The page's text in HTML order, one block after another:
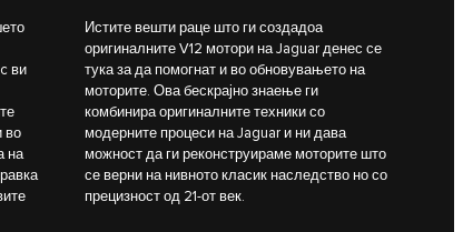
ви
во
на
Истите вешти раце што ги создадоа
оригиналните V12 мотори на Jaguar денес се
тука за да помогнат и во обновувањето на
моторите. Ова бескрајно знаење ги
комбинира оригиналните техники со
модерните процеси на Jaguar и ни дава
можност да ги реконструираме моторите што
се верни на нивното класик наследство но со
прецизност од 21-от век.